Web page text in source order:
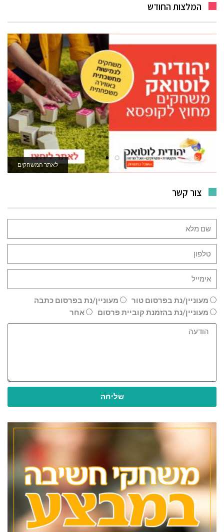
המלצות החודש
לרכישה
צור קשר
מעוניין/נת בפרסום טור
מעוניין/נת בפרסום כתבה
מעוניין/נת בהזמנת קוביית פרסום
אחר
שליחה